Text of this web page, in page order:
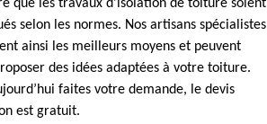
que les travaux d'isolation de toiture soient
selon les normes. Nos artisans spécialistes
ainsi les meilleurs moyens et peuvent
des idées adaptées à votre toiture.
faites votre demande, le devis
est gratuit.